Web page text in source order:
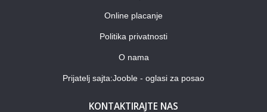
Online placanje
Politika privatnosti
O nama
Prijatelj sajta:Jooble - oglasi za posao
KONTAKTIRAJTE NAS